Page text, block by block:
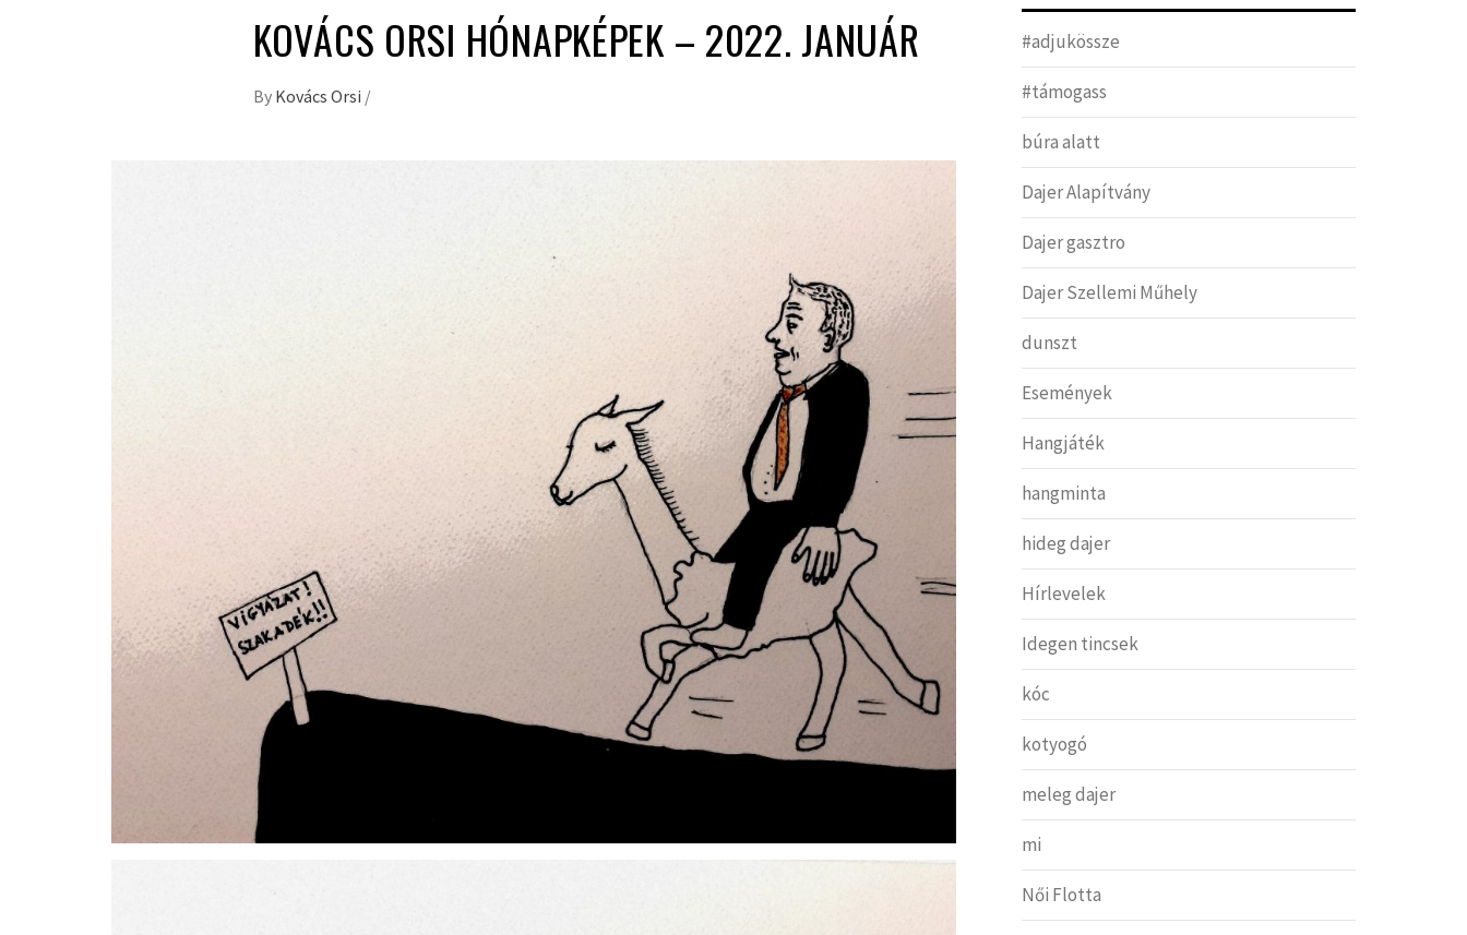
KOVÁCS ORSI HÓNAPKÉPEK – 2022. JANUÁR
By Kovács Orsi /
#adjukössze
#támogass
búra alatt
Dajer Alapítvány
Dajer gasztro
Dajer Szellemi Műhely
dunszt
Események
Hangjáték
hangminta
hideg dajer
Hírlevelek
Idegen tincsek
kóc
kotyogó
meleg dajer
mi
Női Flotta